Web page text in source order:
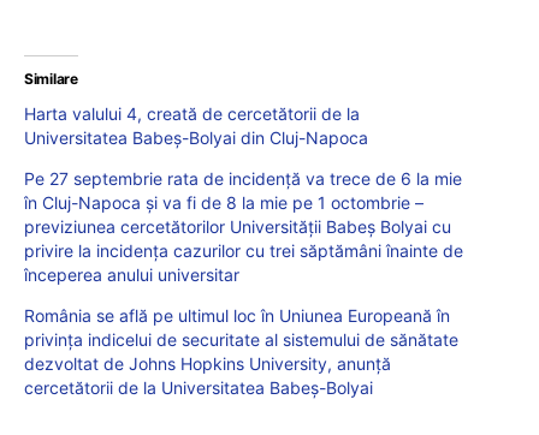
Similare
Harta valului 4, creată de cercetătorii de la
Universitatea Babeș-Bolyai din Cluj-Napoca
Pe 27 septembrie rata de incidență va trece de 6 la mie
în Cluj-Napoca și va fi de 8 la mie pe 1 octombrie –
previziunea cercetătorilor Universității Babeș Bolyai cu
privire la incidența cazurilor cu trei săptămâni înainte de
începerea anului universitar
România se află pe ultimul loc în Uniunea Europeană în
privința indicelui de securitate al sistemului de sănătate
dezvoltat de Johns Hopkins University, anunță
cercetătorii de la Universitatea Babeș-Bolyai